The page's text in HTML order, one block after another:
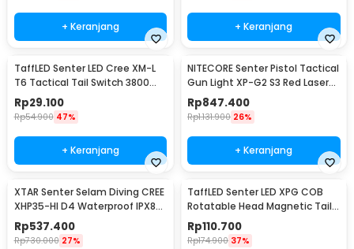
+ Keranjang + Keranjang
TaffLED Senter LED Cree XM-L
T6 Tactical Tail Switch 3800
Lumens
Rp29.100
Rp54.900 47%
+ Keranjang
NITECORE Senter Pistol Tactical
Gun Light XP-G2 S3 Red Laser
300Lumens - NPL10
Rp847.400
Rp1.131.900 26%
+ Keranjang
XTAR Senter Selam Diving CREE
XHP35-HI D4 Waterproof IPX8
1600 Lumens - D26 1600S
Rp537.400
Rp730.000 27%
TaffLED Senter LED XPG COB
Rotatable Head Magnetic Tail
10000 Lumens - 3189A
Rp110.700
Rp174.900 37%